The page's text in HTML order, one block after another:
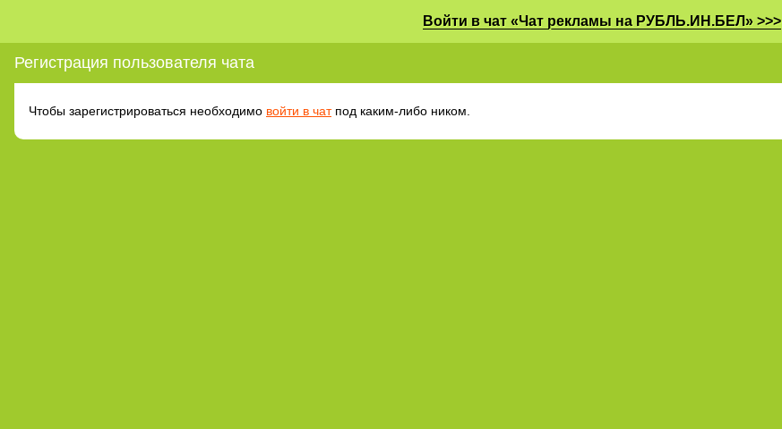
Войти в чат «Чат рекламы на РУБЛЬ.ИН.БЕЛ» >>>
Регистрация пользователя чата
Чтобы зарегистрироваться необходимо войти в чатпод каким-либо ником.